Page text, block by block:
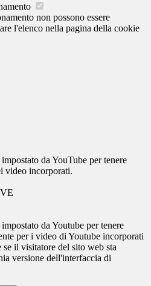
non possono essere
l'elenco nella pagina della cookie
da YouTube per tenere
video incorporati.
da Youtube per tenere
per i video di Youtube incorporati
il visitatore del sito web sta
versione dell'interfaccia di